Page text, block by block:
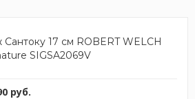
17 см ROBERT WELCH
SIGSA2069V
руб.